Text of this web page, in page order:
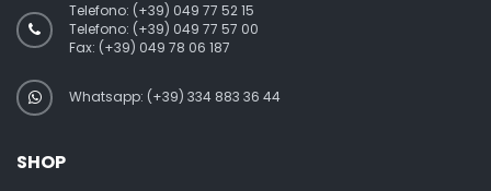
Telefono: (+39) 049 77 52 15
Telefono: (+39) 049 77 57 00
Fax: (+39) 049 78 06 187
Whatsapp: (+39) 334 883 36 44
SHOP